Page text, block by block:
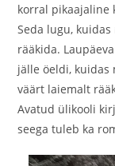
korral pikaajaline
Seda lugu,
rääkida.
jälle öeldi,
väärt laiemalt
Avatud ülikooli
seega tuleb ka